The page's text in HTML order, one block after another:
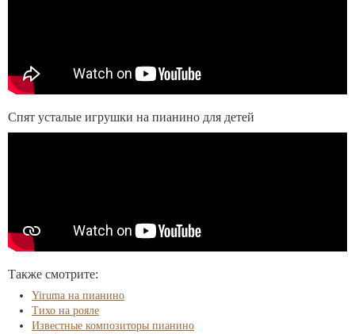
Спят усталые игрушки на пианино для детей
Также смотрите:
Yiruma на пианино
Тихо на рояле
Известные композиторы пианино